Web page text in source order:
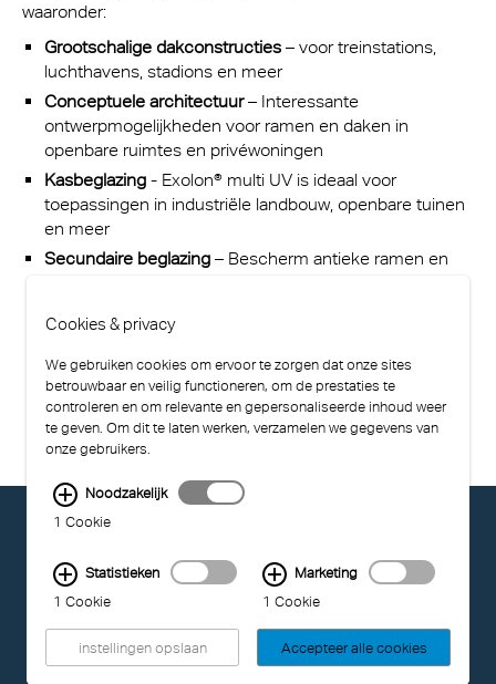
waaronder:
Grootschalige dakconstructies – voor treinstations,
luchthavens, stadions en meer
Conceptuele architectuur– Interessante
ontwerpmogelijkheden voor ramen en daken in
openbare ruimtes en privéwoningen
Kasbeglazing - Exolon® multi UV is ideaal voor
toepassingen in industriële landbouw, openbare tuinen
en meer
Secundaire beglazing – Bescherm antieke ramen en
PRIVACY STATEMENT
LAST UPDATED: 04.08.2026
Cookies & privacy
We gebruiken cookies om ervoor te zorgen dat onze sites
betrouwbaar en veilig functioneren, om de prestaties te
controleren en om relevante en gepersonaliseerde inhoud weer
te geven. Om dit te laten werken, verzamelen we gegevens van
onze gebruikers.
Noodzakelijk
1 Cookie
Statistieken
1 Cookie
Marketing
1 Cookie
instellingen opslaan Accepteer alle cookies